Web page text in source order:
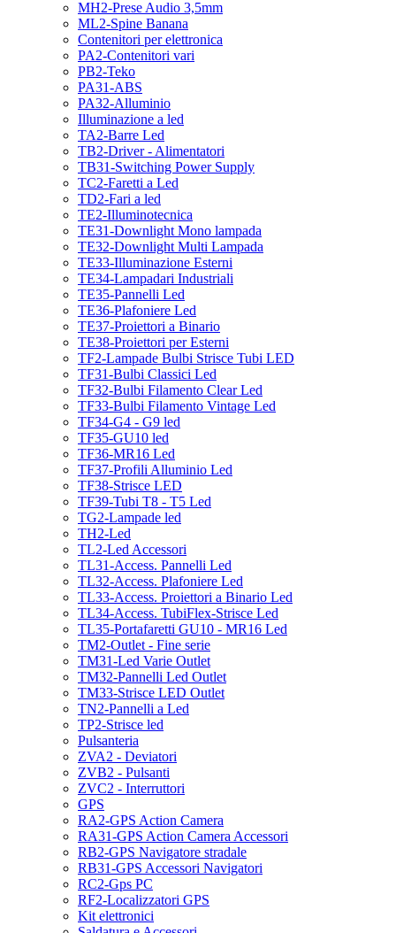
MH2-Prese Audio 3,5mm
ML2-Spine Banana
Contenitori per elettronica
PA2-Contenitori vari
PB2-Teko
PA31-ABS
PA32-Alluminio
Illuminazione a led
TA2-Barre Led
TB2-Driver - Alimentatori
TB31-Switching Power Supply
TC2-Faretti a Led
TD2-Fari a led
TE2-Illuminotecnica
TE31-Downlight Mono lampada
TE32-Downlight Multi Lampada
TE33-Illuminazione Esterni
TE34-Lampadari Industriali
TE35-Pannelli Led
TE36-Plafoniere Led
TE37-Proiettori a Binario
TE38-Proiettori per Esterni
TF2-Lampade Bulbi Strisce Tubi LED
TF31-Bulbi Classici Led
TF32-Bulbi Filamento Clear Led
TF33-Bulbi Filamento Vintage Led
TF34-G4 - G9 led
TF35-GU10 led
TF36-MR16 Led
TF37-Profili Alluminio Led
TF38-Strisce LED
TF39-Tubi T8 - T5 Led
TG2-Lampade led
TH2-Led
TL2-Led Accessori
TL31-Access. Pannelli Led
TL32-Access. Plafoniere Led
TL33-Access. Proiettori a Binario Led
TL34-Access. TubiFlex-Strisce Led
TL35-Portafaretti GU10 - MR16 Led
TM2-Outlet - Fine serie
TM31-Led Varie Outlet
TM32-Pannelli Led Outlet
TM33-Strisce LED Outlet
TN2-Pannelli a Led
TP2-Strisce led
Pulsanteria
ZVA2 - Deviatori
ZVB2 - Pulsanti
ZVC2 - Interruttori
GPS
RA2-GPS Action Camera
RA31-GPS Action Camera Accessori
RB2-GPS Navigatore stradale
RB31-GPS Accessori Navigatori
RC2-Gps PC
RF2-Localizzatori GPS
Kit elettronici